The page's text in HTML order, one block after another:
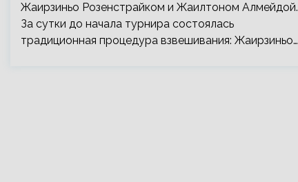
Жаирзиньо Розенстрайком и Жаилтоном Алмейдой.
За сутки до начала турнира состоялась
традиционная процедура взвешивания: Жаирзиньо…